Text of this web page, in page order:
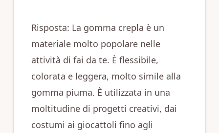
Risposta: La gomma crepla è un
materiale molto popolare nelle
attività di fai da te. È flessibile,
colorata e leggera, molto simile alla
gomma piuma. È utilizzata in una
moltitudine di progetti creativi, dai
costumi ai giocattoli fino agli